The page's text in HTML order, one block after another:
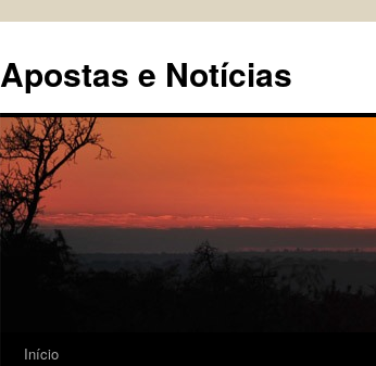
conteúdo
Apostas e Notícias
Início